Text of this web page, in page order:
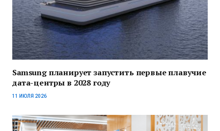
Samsung планирует запустить первые плавучие
дата-центры в 2028 году
11 ИЮЛЯ 2026